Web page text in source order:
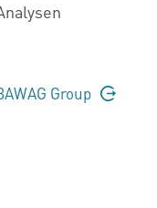
Group